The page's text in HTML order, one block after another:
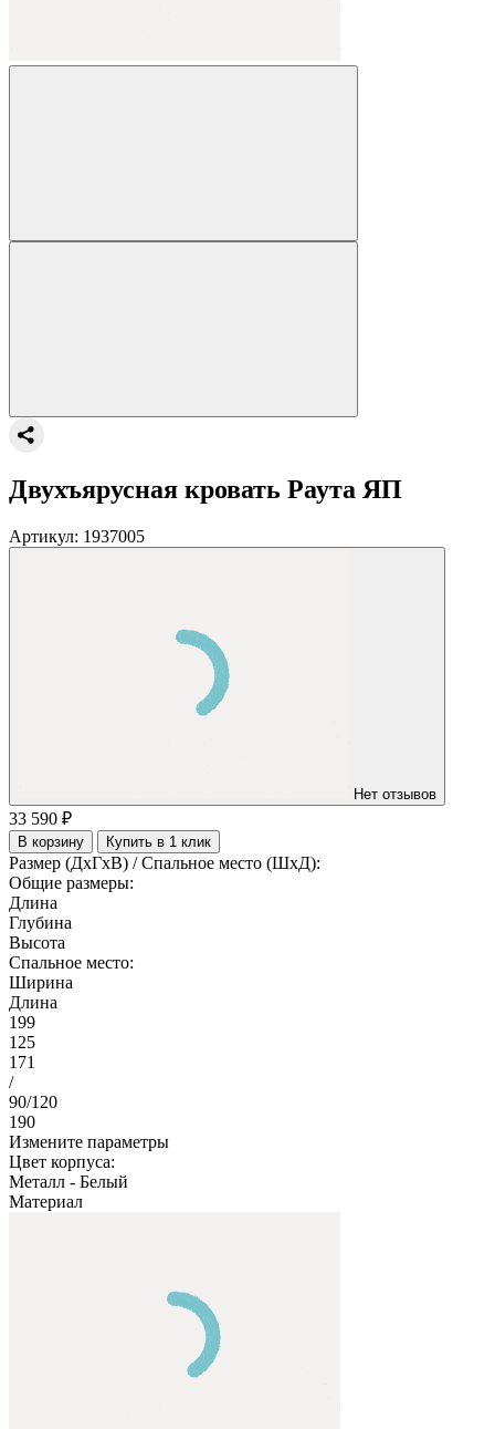
Двухъярусная кровать Раута ЯП
Артикул: 1937005
Нет отзывов
33 590 ₽
В корзину Купить в 1 клик
Размер (ДхГхВ) / Спальное место (ШхД):
Общие размеры:
Длина
Глубина
Высота
Спальное место:
Ширина
Длина
199
125
171
/
90/120
190
Измените параметры
Цвет корпуса:
Металл - Белый
Материал